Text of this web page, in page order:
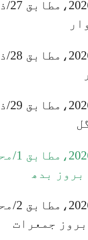
14/
15/
16/
17/ جون
بدھ
18/ جون
جمعرات